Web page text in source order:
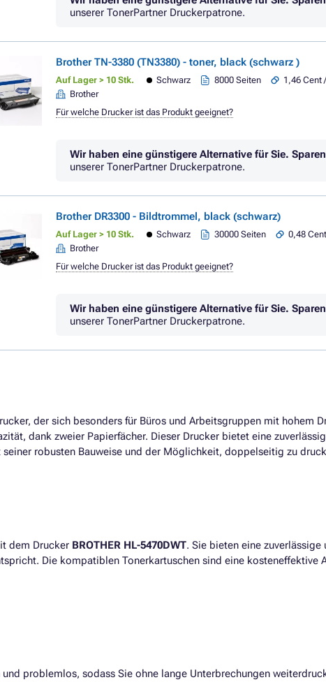
unserer TonerPartner Druckerpatrone.
Brother TN-3380 (TN3380) - toner, black (schwarz )
Auf Lager > 10 Stk. Schwarz 8000 Seiten
1,46 Cent
Brother
Für welche Drucker ist das Produkt geeignet?
Wir haben eine günstigere Alternative für Sie.
unserer TonerPartner Druckerpatrone.
Brother DR3300 - Bildtrommel, black (schwarz)
Auf Lager > 10 Stk. Schwarz 30000 Seiten
0,48
Brother
Für welche Drucker ist das Produkt geeignet?
Wir haben eine günstigere Alternative für Sie.
unserer TonerPartner Druckerpatrone.
der sich besonders für Büros und Arbeitsgruppen mit hohem
dank zweier Papierfächer. Dieser Drucker bietet eine
robusten Bauweise und der Möglichkeit, doppelseitig zu
dem Drucker BROTHER HL-5470DWT. Sie bieten eine
Die kompatiblen Tonerkartuschen sind eine kosteneffektive
problemlos, sodass Sie ohne lange Unterbrechungen